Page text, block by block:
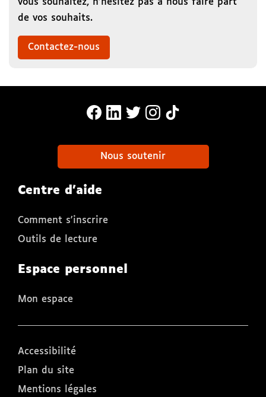
de vos souhaits.
Contactez-nous
MonaLira Sur Facebook (nouvelle
MonaLira Sur Linkedin
MonaLira Sur Twitter
MonaLira Sur
Nous soutenir
Centre d'aide
Comment s'inscrire
Outils de lecture
Espace personnel
Mon espace
Accessibilité
Plan du site
Mentions légales